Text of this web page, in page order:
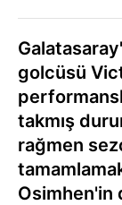
golcüsü
takmış
rağmen
Osimhen'in